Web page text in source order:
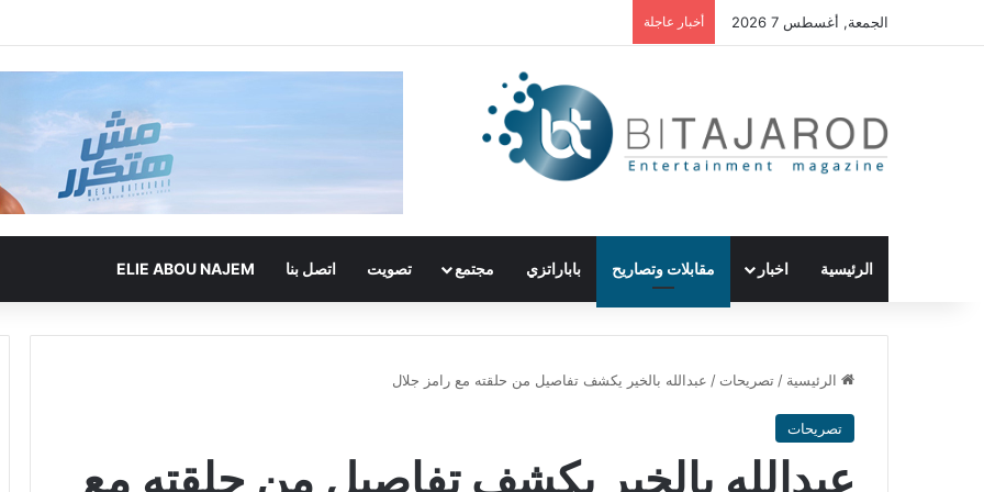
الجمعة, أغسطس 7 2026 أخبار عاجلة
الرئيسية اخبار مقابلات وتصاريح باباراتزي مجتمع تصويت اتصل بنا ELIE ABOU NAJEM
الرئيسية / تصريحات / عبدالله بالخير يكشف تفاصيل من حلقته مع رامز جلال
تصريحات
عبدالله بالخير يكشف تفاصيل من حلقته مع